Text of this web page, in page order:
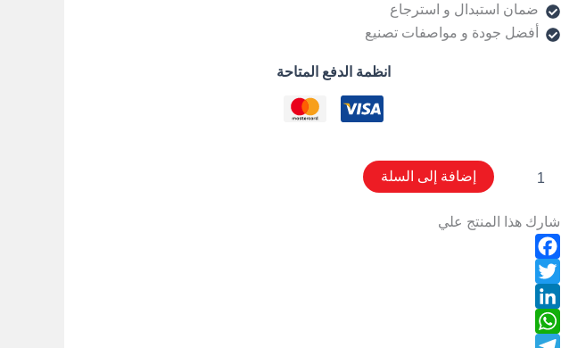
ضمان استبدال و استرجاع
أفضل جودة و مواصفات تصنيع
انظمة الدفع المتاحة
إضافة إلى السلة
شارك هذا المنتج علي
Facebook
Twitter
LinkedIn